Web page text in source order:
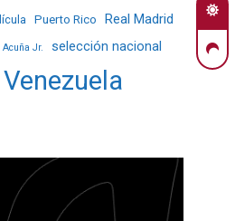
Puerto Rico Real Madrid
Acuña Jr. selección nacional
Venezuela